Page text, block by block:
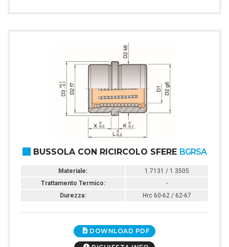
BUSSOLA CON RICIRCOLO SFERE BGRSA
Materiale:
1.7131 / 1.3505
Trattamento Termico:
-
Durezza:
Hrc 60-62 / 62-67
DOWNLOAD PDF